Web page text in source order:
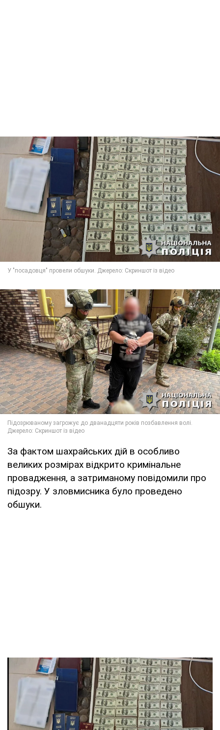
За фактом шахрайських дій в особливо
великих розмірах відкрито кримінальне
провадження, а затриманому повідомили про
підозру. У зловмисника було проведено
обшуки.